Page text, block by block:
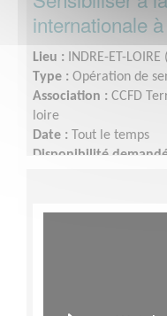
internationale
Lieu :
INDRE-ET-LOIRE
Type : Opération de
Association : CCFD
loire
Date :
Tout le temps
Disponibilité